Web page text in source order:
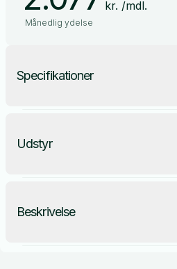
kr. /mdl.
Månedlig ydelse
Specifikationer
Udstyr
Beskrivelse